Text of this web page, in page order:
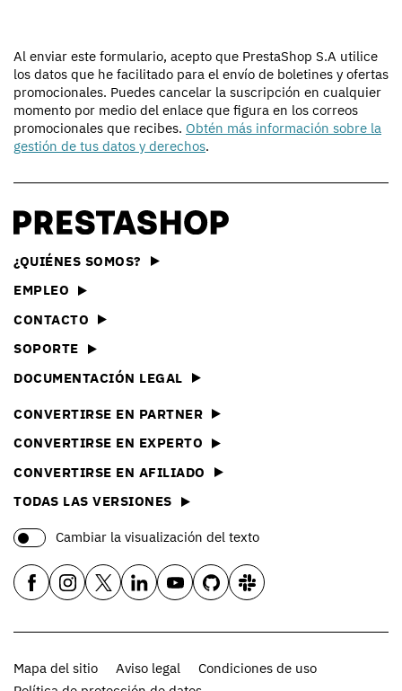
Al enviar este formulario, acepto que PrestaShop S.A utilice
los datos que he facilitado para el envío de boletines y ofertas
promocionales. Puedes cancelar la suscripción en cualquier
momento por medio del enlace que figura en los correos
promocionales que recibes. Obtén más información sobre la
gestión de tus datos y derechos.
¿QUIÉNES SOMOS?
EMPLEO
CONTACTO
SOPORTE
DOCUMENTACIÓN LEGAL
CONVERTIRSE EN PARTNER
CONVERTIRSE EN EXPERTO
CONVERTIRSE EN AFILIADO
TODAS LAS VERSIONES
Cambiar la visualización del texto
Mapa del sitio Aviso legal
Condiciones de uso